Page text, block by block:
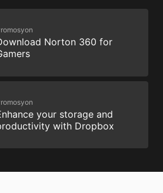
Norton 360 for
your storage and
with Dropbox